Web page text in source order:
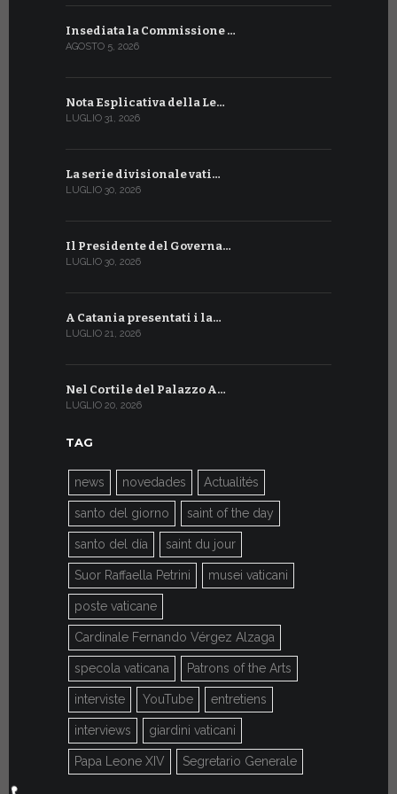
Insediata la Commissione …
AGOSTO 5, 2026
Nota Esplicativa della Le…
LUGLIO 31, 2026
La serie divisionale vati…
LUGLIO 30, 2026
Il Presidente del Governa…
LUGLIO 30, 2026
A Catania presentati i la…
LUGLIO 21, 2026
Nel Cortile del Palazzo A…
LUGLIO 20, 2026
TAG
news novedades Actualités
santo del giorno saint of the day
santo del día saint du jour
Suor Raffaella Petrini musei vaticani
poste vaticane
Cardinale Fernando Vérgez Alzaga
specola vaticana Patrons of the Arts
interviste YouTube entretiens
interviews giardini vaticani
Papa Leone XIV Segretario Generale